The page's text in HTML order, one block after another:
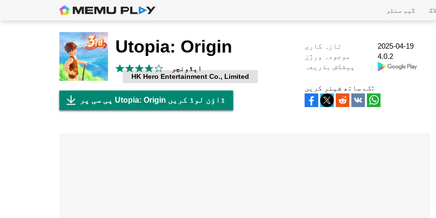
گیم سنٹر
Utopia: Origin
ایڈونچر
HK Hero Entertainment Co., Limited
تازہ کاری
2025-04-19
موجودہ ورژن
4.0.2
پیشکش بذریعہ
پی سی پر Utopia: Origin ڈاؤن لوڈ کریں
کے ساتھ شیئر کریں: